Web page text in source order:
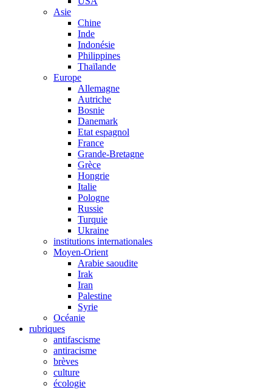
Asie
Chine
Inde
Indonésie
Philippines
Thaïlande
Europe
Allemagne
Autriche
Bosnie
Danemark
Etat espagnol
France
Grande-Bretagne
Grèce
Hongrie
Italie
Pologne
Russie
Turquie
Ukraine
institutions internationales
Moyen-Orient
Arabie saoudite
Irak
Iran
Palestine
Syrie
Océanie
rubriques
antifascisme
antiracisme
brèves
culture
écologie